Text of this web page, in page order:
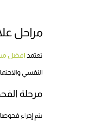
مراحل
تعتمد افضل
النفسي
مرحلة
يتم إجراء